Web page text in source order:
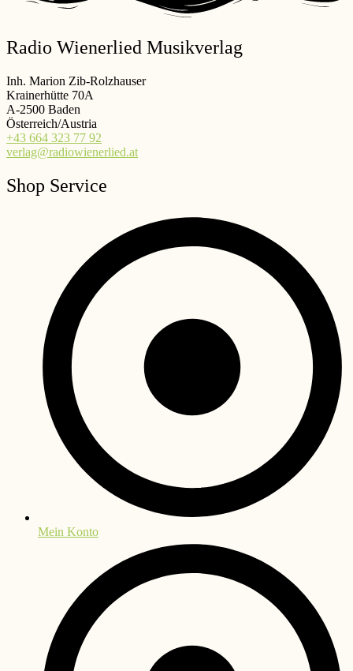
Radio Wienerlied Musikverlag
Inh. Marion Zib-Rolzhauser
Krainerhütte 70A
A-2500 Baden
Österreich/Austria
+43 664 323 77 92
verlag@radiowienerlied.at
Shop Service
Mein Konto